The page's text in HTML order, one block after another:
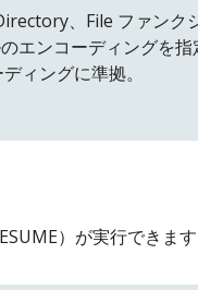
、File ファンク
エンコーディングを指
ィングに準拠。
）が実行できます